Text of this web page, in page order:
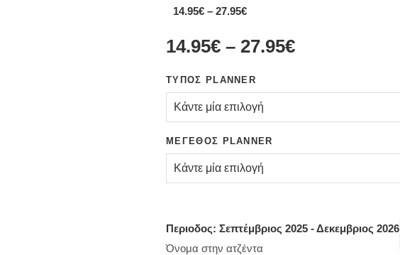
14.95€ – 27.95€
14.95€ – 27.95€
ΤΎΠΟΣ PLANNER
ΜΈΓΕΘΟΣ PLANNER
Περιοδος: Σεπτέμβριος 2025 - Δεκεμβριος 2026
Όνομα στην ατζέντα